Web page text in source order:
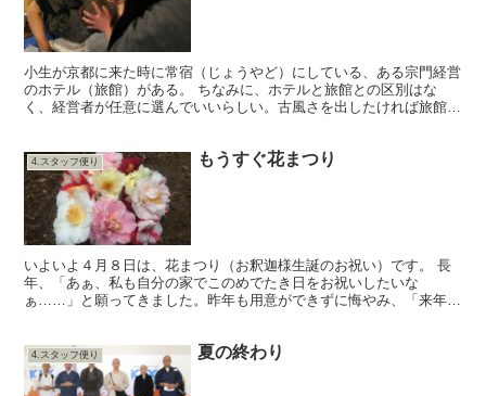
小生が京都に来た時に常宿（じょうやど）にしている、ある宗門経営
のホテル（旅館）がある。 ちなみに、ホテルと旅館との区別はな
く、経営者が任意に選んでいいらしい。古風さを出したければ旅館、
4.スタッフ便り もうすぐ花まつり
いよいよ４月８日は、花まつり（お釈迦様生誕のお祝い）です。 長
年、「あぁ、私も自分の家でこのめでたき日をお祝いしたいな
ぁ……」と願ってきました。昨年も用意ができずに悔やみ、「来年こ
4.スタッフ便り 夏の終わり